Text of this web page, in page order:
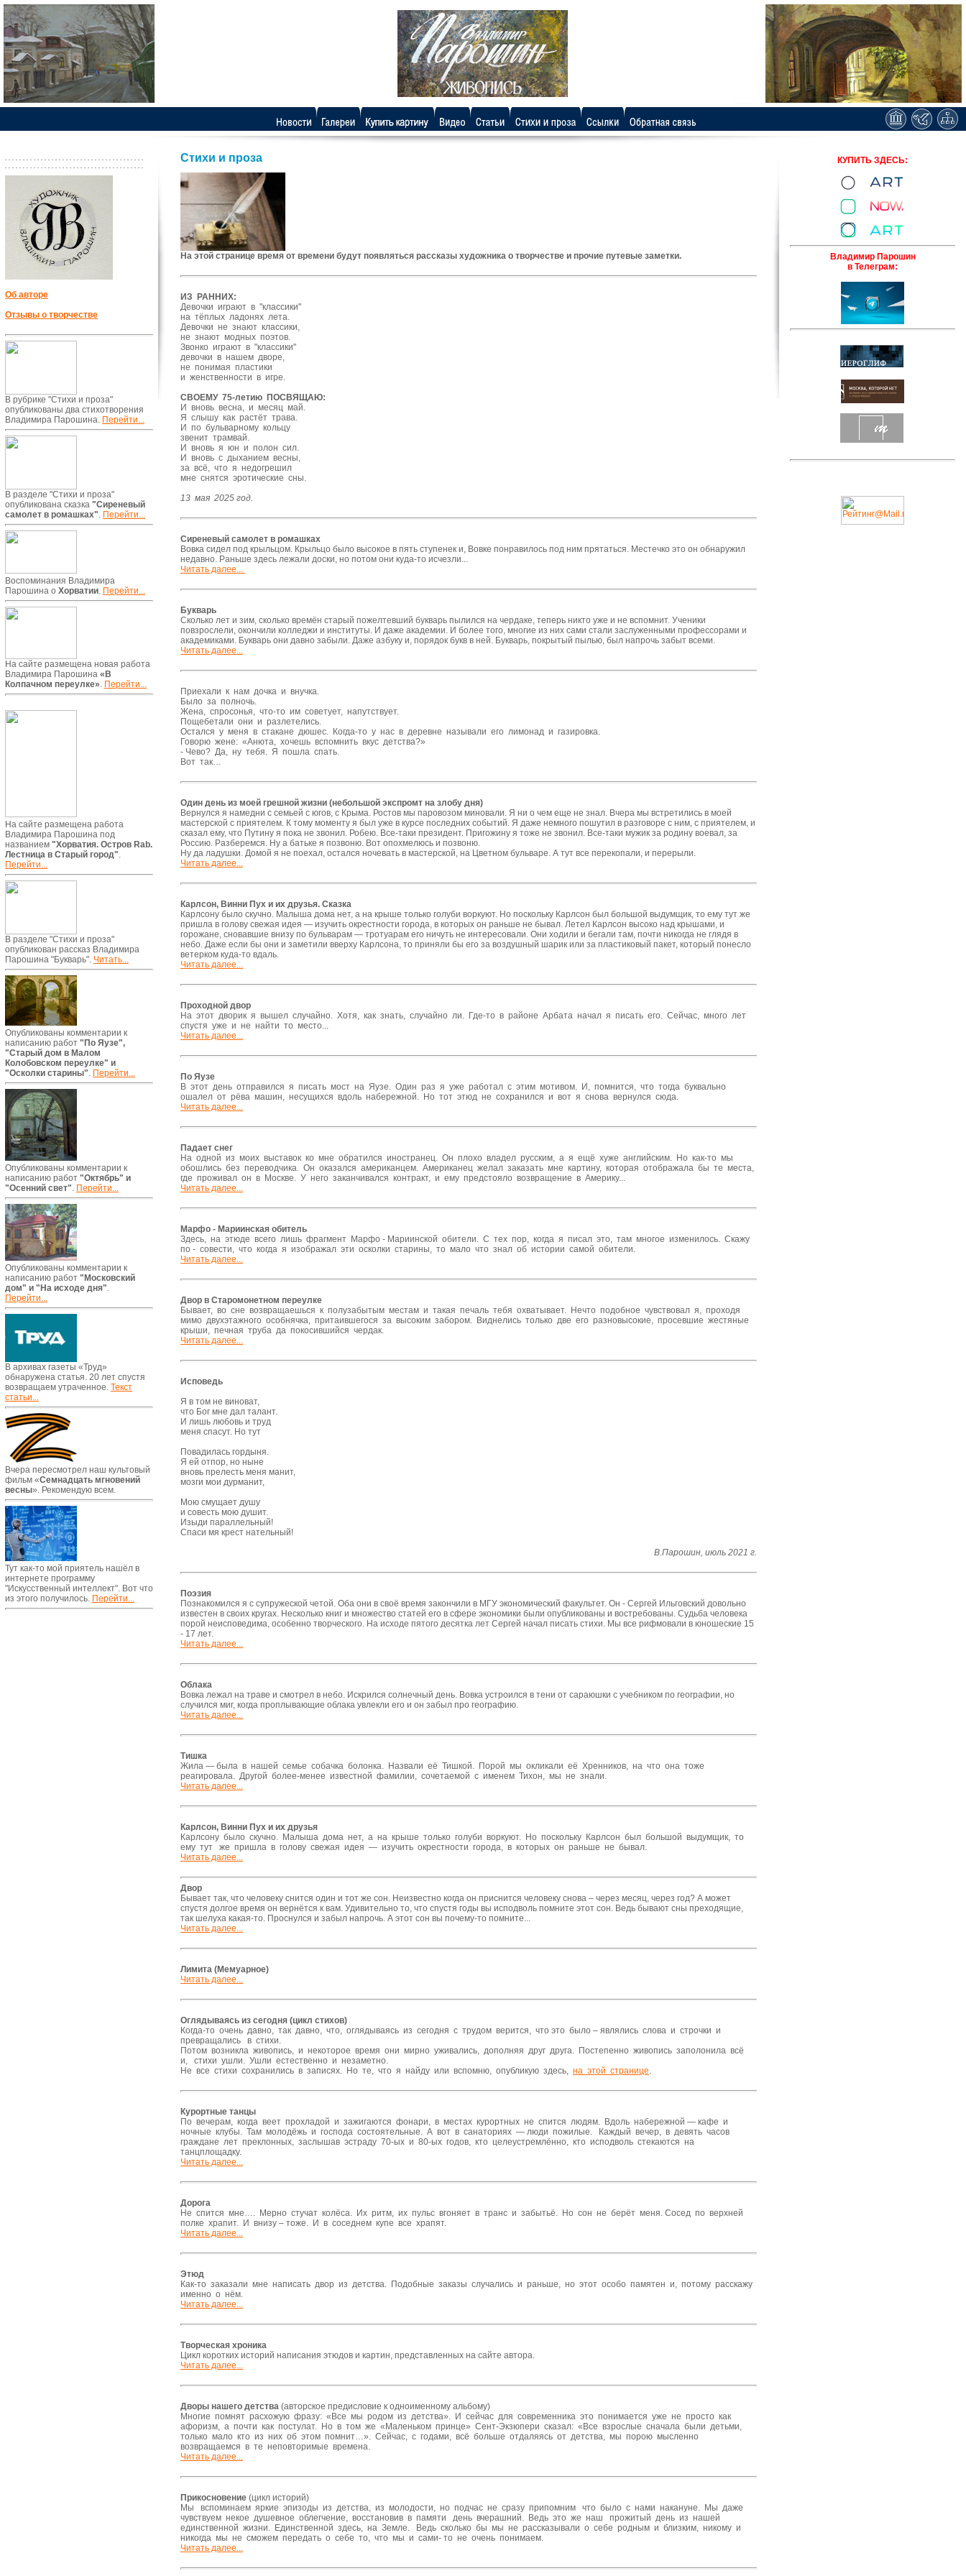
Об авторе
Отзывы о творчестве
В рубрике "Стихи и проза"
опубликованы два стихотворения
Владимира Парошина. Перейти...
В разделе "Стихи и проза"
опубликована сказка "Сиреневый
самолет в ромашках". Перейти...
Воспоминания Владимира
Парошина о Хорватии. Перейти...
На сайте размещена новая работа
Владимира Парошина «В
Колпачном переулке». Перейти...
На сайте размещена работа
Владимира Парошина под
названием "Хорватия. Остров Rab.
Лестница в Старый город".
Перейти...
В разделе "Стихи и проза"
опубликован рассказ Владимира
Парошина "Букварь". Читать...
Опубликованы комментарии к
написанию работ "По Яузе",
"Старый дом в Малом
Колобовском переулке" и
"Осколки старины". Перейти...
Опубликованы комментарии к
написанию работ "Октябрь" и
"Осенний свет". Перейти...
Опубликованы комментарии к
написанию работ "Московский
дом" и "На исходе дня".
Перейти...
В архивах газеты «Труд»
обнаружена статья. 20 лет спустя
возвращаем утраченное. Текст
статьи...
Вчера пересмотрел наш культовый
фильм «Семнадцать мгновений
весны». Рекомендую всем.
Тут как-то мой приятель нашёл в
интернете программу
"Искусственный интеллект". Вот что
из этого получилось. Перейти...
Стихи и проза
На этой странице время от времени будут появляться рассказы художника о творчестве и прочие путевые заметки.
ИЗ РАННИХ:
Девочки играют в "классики"
на тёплых ладонях лета.
Девочки не знают классики,
не знают модных поэтов.
Звонко играют в "классики"
девочки в нашем дворе,
не понимая пластики
и женственности в игре.
СВОЕМУ 75-летию ПОСВЯЩАЮ:
И вновь весна, и месяц май.
Я слышу как растёт трава.
И по бульварному кольцу
звенит трамвай.
И вновь я юн и полон сил.
И вновь с дыханием весны,
за всё, что я недогрешил
мне снятся эротические сны.
13 мая 2025 год.
Сиреневый самолет в ромашках
Вовка сидел под крыльцом. Крыльцо было высокое в пять ступенек и, Вовке понравилось под ним прятаться. Местечко это он обнаружил
недавно. Раньше здесь лежали доски, но потом они куда-то исчезли...
Читать далее...
Букварь
Сколько лет и зим, сколько времён старый пожелтевший букварь пылился на чердаке, теперь никто уже и не вспомнит. Ученики
повзрослели, окончили колледжи и институты. И даже академии. И более того, многие из них сами стали заслуженными профессорами и
академиками. Букварь они давно забыли. Даже азбуку и, порядок букв в ней. Букварь, покрытый пылью, был напрочь забыт всеми.
Читать далее...
Приехали к нам дочка и внучка.
Было за полночь.
Жена, спросонья, что-то им советует, напутствует.
Пощебетали они и разлетелись.
Остался у меня в стакане дюшес. Когда-то у нас в деревне называли его лимонад и газировка.
Говорю жене: «Анюта, хочешь вспомнить вкус детства?»
- Чево? Да, ну тебя. Я пошла спать.
Вот так…
Один день из моей грешной жизни (небольшой экспромт на злобу дня)
Вернулся я намедни с семьей с югов, с Крыма. Ростов мы паровозом миновали. Я ни о чем еще не знал. Вчера мы встретились в моей
мастерской с приятелем. К тому моменту я был уже в курсе последних событий. Я даже немного пошутил в разговоре с ним, с приятелем, и
сказал ему, что Путину я пока не звонил. Робею. Все-таки президент. Пригожину я тоже не звонил. Все-таки мужик за родину воевал, за
Россию. Разберемся. Ну а батьке я позвоню. Вот опохмелюсь и позвоню.
Ну да ладушки. Домой я не поехал, остался ночевать в мастерской, на Цветном бульваре. А тут все перекопали, и перерыли.
Читать далее...
Карлсон, Винни Пух и их друзья. Сказка
Карлсону было скучно. Малыша дома нет, а на крыше только голуби воркуют. Но поскольку Карлсон был большой выдумщик, то ему тут же
пришла в голову свежая идея — изучить окрестности города, в которых он раньше не бывал. Летел Карлсон высоко над крышами, и
горожане, сновавшие внизу по бульварам — тротуарам его ничуть не интересовали. Они ходили и бегали там, почти никогда не глядя в
небо. Даже если бы они и заметили вверху Карлсона, то приняли бы его за воздушный шарик или за пластиковый пакет, который понесло
ветерком куда-то вдаль.
Читать далее...
Проходной двор
На этот дворик я вышел случайно. Хотя, как знать, случайно ли. Где-то в районе Арбата начал я писать его. Сейчас, много лет
спустя уже и не найти то место...
Читать далее...
По Яузе
В этот день отправился я писать мост на Яузе. Один раз я уже работал с этим мотивом. И, помнится, что тогда буквально
ошалел от рёва машин, несущихся вдоль набережной. Но тот этюд не сохранился и вот я снова вернулся сюда.
Читать далее...
Падает снег
На одной из моих выставок ко мне обратился иностранец. Он плохо владел русским, а я ещё хуже английским. Но как-то мы
обошлись без переводчика. Он оказался американцем. Американец желал заказать мне картину, которая отображала бы те места,
где проживал он в Москве. У него заканчивался контракт, и ему предстояло возвращение в Америку...
Читать далее...
Марфо - Мариинская обитель
Здесь, на этюде всего лишь фрагмент Марфо - Мариинской обители. С тех пор, когда я писал это, там многое изменилось. Скажу
по - совести, что когда я изображал эти осколки старины, то мало что знал об истории самой обители.
Читать далее...
Двор в Старомонетном переулке
Бывает, во сне возвращаешься к полузабытым местам и такая печаль тебя охватывает. Нечто подобное чувствовал я, проходя
мимо двухэтажного особнячка, притаившегося за высоким забором. Виднелись только две его разновысокие, просевшие жестяные
крыши, печная труба да покосившийся чердак.
Читать далее...
Исповедь
Я в том не виноват,
что Бог мне дал талант.
И лишь любовь и труд
меня спасут. Но тут
Повадилась гордыня.
Я ей отпор, но ныне
вновь прелесть меня манит,
мозги мои дурманит,
Мою смущает душу
и совесть мою душит.
Изыди параллельный!
Спаси мя крест нательный!
В.Парошин, июль 2021 г.
Поэзия
Познакомился я с супружеской четой. Оба они в своё время закончили в МГУ экономический факультет. Он - Сергей Ильговский довольно
известен в своих кругах. Несколько книг и множество статей его в сфере экономики были опубликованы и востребованы. Судьба человека
порой неисповедима, особенно творческого. На исходе пятого десятка лет Сергей начал писать стихи. Мы все рифмовали в юношеские 15
- 17 лет.
Читать далее...
Облака
Вовка лежал на траве и смотрел в небо. Искрился солнечный день. Вовка устроился в тени от сараюшки с учебником по географии, но
случился миг, когда проплывающие облака увлекли его и он забыл про географию.
Читать далее...
Тишка
Жила — была в нашей семье собачка болонка. Назвали её Тишкой. Порой мы окликали её Хренников, на что она тоже
реагировала. Другой более-менее известной фамилии, сочетаемой с именем Тихон, мы не знали.
Читать далее...
Карлсон, Винни Пух и их друзья
Карлсону было скучно. Малыша дома нет, а на крыше только голуби воркуют. Но поскольку Карлсон был большой выдумщик, то
ему тут же пришла в голову свежая идея — изучить окрестности города, в которых он раньше не бывал.
Читать далее...
Двор
Бывает так, что человеку снится один и тот же сон. Неизвестно когда он приснится человеку снова – через месяц, через год? А может
спустя долгое время он вернётся к вам. Удивительно то, что спустя годы вы исподволь помните этот сон. Ведь бывают сны преходящие,
так шелуха какая-то. Проснулся и забыл напрочь. А этот сон вы почему-то помните...
Читать далее...
Лимита (Мемуарное)
Читать далее...
Оглядываясь из сегодня (цикл стихов)
Когда-то очень давно, так давно, что, оглядываясь из сегодня с трудом верится, что это было – являлись слова и строчки и
превращались в стихи.
Потом возникла живопись, и некоторое время они мирно уживались, дополняя друг друга. Постепенно живопись заполонила всё
и, стихи ушли. Ушли естественно и незаметно.
Не все стихи сохранились в записях. Но те, что я найду или вспомню, опубликую здесь, на этой странице
Курортные танцы
По вечерам, когда веет прохладой и зажигаются фонари, в местах курортных не спится людям. Вдоль набережной — кафе и
ночные клубы. Там молодёжь и господа состоятельные. А вот в санаториях — люди пожилые. Каждый вечер, в девять часов
граждане лет преклонных, заслышав эстраду 70-ых и 80-ых годов, кто целеустремлённо, кто исподволь стекаются на
танцплощадку.
Читать далее...
Дорога
Не спится мне…. Мерно стучат колёса. Их ритм, их пульс вгоняет в транс и забытьё. Но сон не берёт меня. Сосед по верхней
полке храпит. И внизу – тоже. И в соседнем купе все храпят.
Читать далее...
Этюд
Как-то заказали мне написать двор из детства. Подобные заказы случались и раньше, но этот особо памятен и, потому расскажу
именно о нём.
Читать далее...
Творческая хроника
Цикл коротких историй написания этюдов и картин, представленных на сайте автора.
Читать далее...
Дворы нашего детства (авторское предисловие к одноименному альбому)
Многие помнят расхожую фразу: «Все мы родом из детства». И сейчас для современника это понимается уже не просто как
афоризм, а почти как постулат. Но в том же «Маленьком принце» Сент-Экзюпери сказал: «Все взрослые сначала были детьми,
только мало кто из них об этом помнит…». Сейчас, с годами, всё больше отдаляясь от детства, мы порою мысленно
возвращаемся в те неповторимые времена.
Читать далее...
Прикосновение (цикл историй)
Мы вспоминаем яркие эпизоды из детства, из молодости, но подчас не сразу припомним что было с нами накануне. Мы даже
чувствуем некое душевное облегчение, восстановив в памяти день вчерашний. Ведь это же наш прожитый день из нашей
единственной жизни. Единственной здесь, на Земле. Ведь сколько бы мы не рассказывали о себе родным и близким, никому и
никогда мы не сможем передать о себе то, что мы и сами- то не очень понимаем.
Читать далее...
КУПИТЬ ЗДЕСЬ:
Владимир Парошин
в Телеграм: